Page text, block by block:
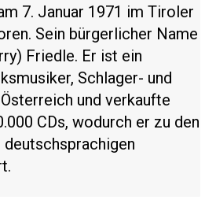
7. Januar 1971 im Tiroler
Sein bürgerlicher Name
Friedle. Er ist ein
Schlager- und
und verkaufte
CDs, wodurch er zu den